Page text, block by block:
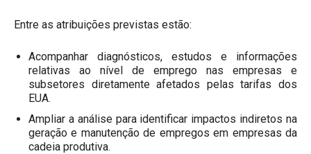
Entre as atribuições previstas estão:
Acompanhar diagnósticos, estudos e informações
relativas ao nível de emprego nas empresas e
subsetores diretamente afetados pelas tarifas dos
EUA.
Ampliar a análise para identificar impactos indiretos na
geração e manutenção de empregos em empresas da
cadeia produtiva.